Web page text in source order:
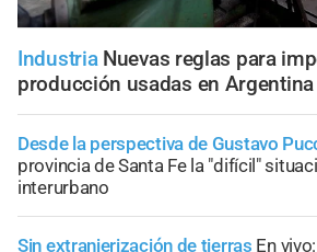
Industria Nuevas reglas para
producción usadas en Argentina
Desde la perspectiva de Gustavo
provincia de Santa Fe la "difícil"
interurbano
Sin extranjerización de tierras En